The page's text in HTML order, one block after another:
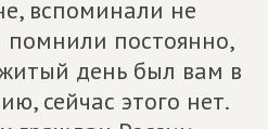
вспоминали не
помнили постоянно,
день был вам в
сейчас этого нет.